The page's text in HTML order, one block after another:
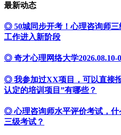
最新动态
◎ 50城同步开考！心理咨询师
工作进入新阶段
◎ 奇才心理网络大学2026.08.10-
◎ 我参加过XX项目，可以直接
认定的培训项目”有哪些？
◎ 心理咨询师水平评价考试，什
三级考试？